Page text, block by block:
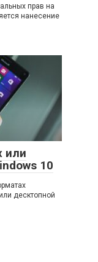
прав на
нанесение
или
10
десктопной